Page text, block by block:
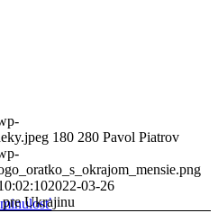
180 280 Pavol Piatrov
2022-03-26
Ukrajinu